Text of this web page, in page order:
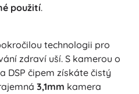
použití.
technologii pro
zdraví uší. S kamerou o
a DSP čipem získáte čistý
3,1mm kamera